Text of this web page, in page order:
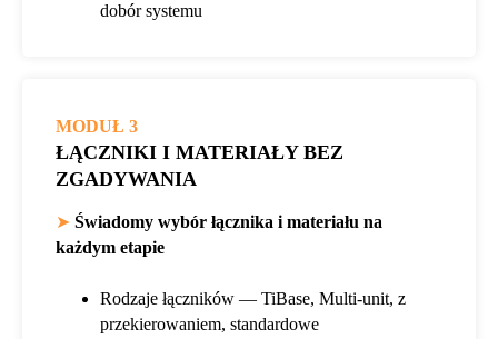
dobór systemu
MODUŁ 3
ŁĄCZNIKI I MATERIAŁY BEZ
ZGADYWANIA
➤ Świadomy wybór łącznika i materiału na
każdym etapie
Rodzaje łączników — TiBase, Multi-unit, z
przekierowaniem, standardowe